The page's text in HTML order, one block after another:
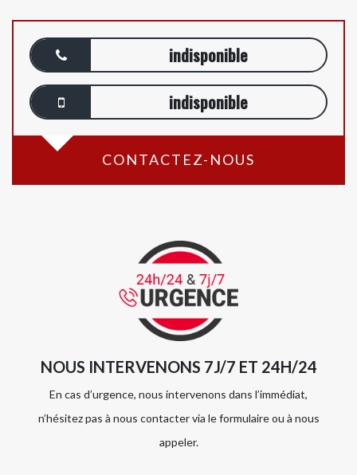
indisponible
indisponible
CONTACTEZ-NOUS
NOUS INTERVENONS 7J/7 ET 24H/24
En cas d’urgence, nous intervenons dans l’immédiat,
n’hésitez pas à nous contacter via le formulaire ou à nous
appeler.